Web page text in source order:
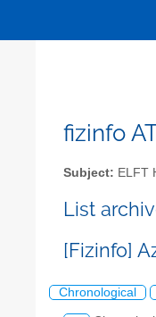
fizinfo
Subject: ELFT
List
[Fizinfo]
Chronological